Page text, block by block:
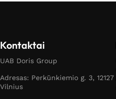
Kontaktai
UAB Doris Group
Adresas: Perkūnkiemio g. 3, 12127
Vilnius